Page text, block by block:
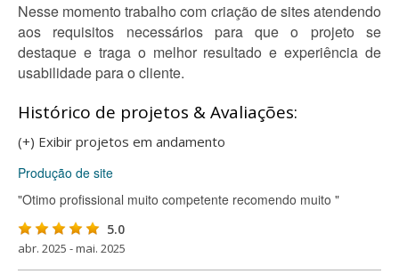
Nesse momento trabalho com criação de sites atendendo
aos requisitos necessários para que o projeto se
destaque e traga o melhor resultado e experiência de
usabilidade para o cliente.
Histórico de projetos & Avaliações:
(+) Exibir projetos em andamento
Produção de site
"Otimo profissional muito competente recomendo muito "
5.0
abr. 2025 - mai. 2025